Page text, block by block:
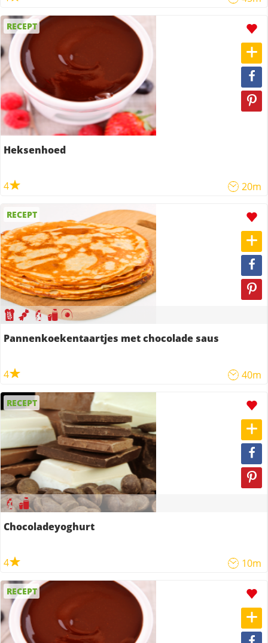
RECEPT
Heksenhoed
4 20m
RECEPT
Pannenkoekentaartjes met chocolade saus
4 40m
RECEPT
Chocoladeyoghurt
4 10m
RECEPT